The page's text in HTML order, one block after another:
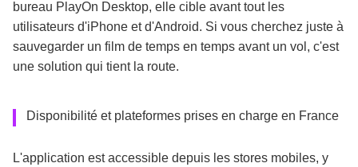
bureau PlayOn Desktop, elle cible avant tout les
utilisateurs d'iPhone et d'Android. Si vous cherchez juste à
sauvegarder un film de temps en temps avant un vol, c'est
une solution qui tient la route.
Disponibilité et plateformes prises en charge en France
L'application est accessible depuis les stores mobiles, y